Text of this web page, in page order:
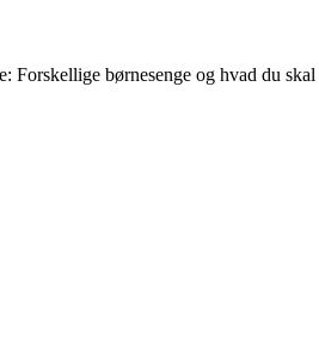
Forskellige børnesenge og hvad du